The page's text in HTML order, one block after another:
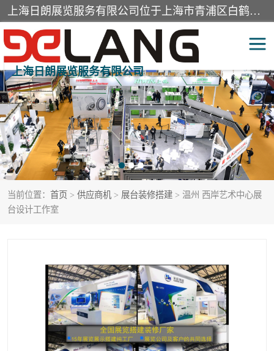
上海日朗展览服务有限公司位于上海市青浦区白鹤镇，营业范围有展览展示会务服务，室内装饰设计及施工，展示道具设计制作，舞台设计，图文设计，灯箱制作，园林绿化工程，广告装潢材料，建筑材料，办公用品，工艺礼品日用百货销售。
上海日朗展览服务有限公司
当前位置： 首页 > 供应商机 > 展台装修搭建 > 温州 西岸艺术中心展
台设计工作室
展台装修搭建 活动会议执行
展厅装修 专柜制作
展会装修设计 展会搭建
活动策划 展会服务